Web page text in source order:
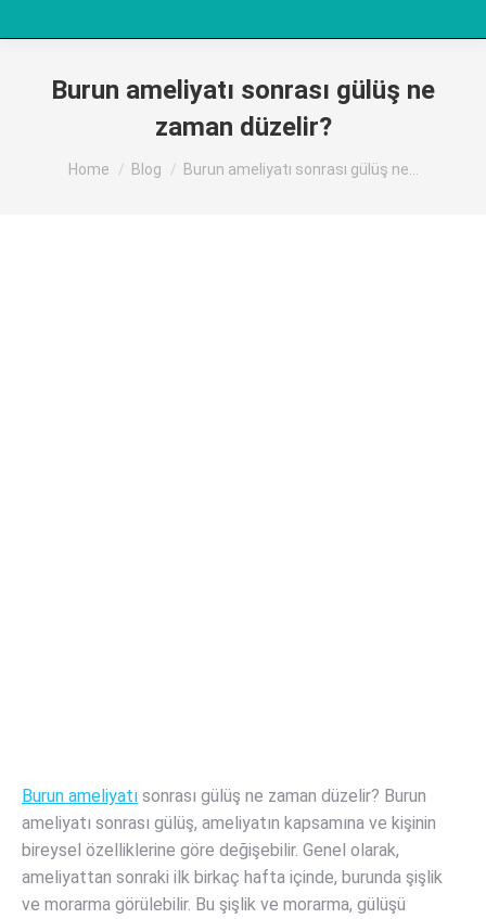
Burun ameliyatı sonrası gülüş ne
zaman düzelir?
You are here:
Home Blog Burun ameliyatı sonrası gülüş ne…
Burun ameliyatı sonrası gülüş ne zaman düzelir? Burun
ameliyatı sonrası gülüş, ameliyatın kapsamına ve kişinin
bireysel özelliklerine göre değişebilir. Genel olarak,
ameliyattan sonraki ilk birkaç hafta içinde, burunda şişlik
ve morarma görülebilir. Bu şişlik ve morarma, gülüşü